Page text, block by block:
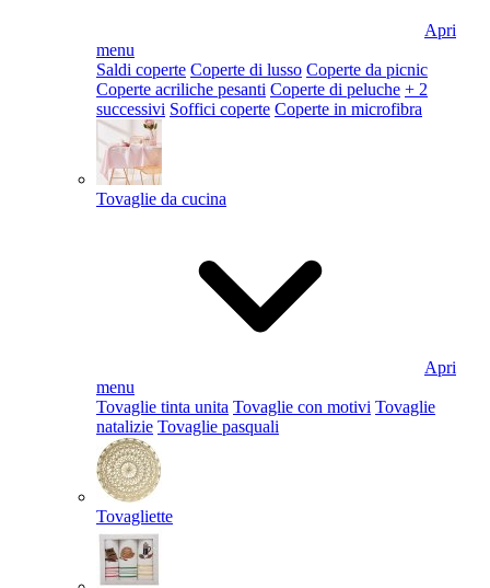
Apri
menu
Saldi coperte Coperte di lusso Coperte da picnic
Coperte acriliche pesanti Coperte di peluche + 2
successivi Soffici coperte Coperte in microfibra
Tovaglie da cucina
Apri
menu
Tovaglie tinta unita Tovaglie con motivi Tovaglie
natalizie Tovaglie pasquali
Tovagliette